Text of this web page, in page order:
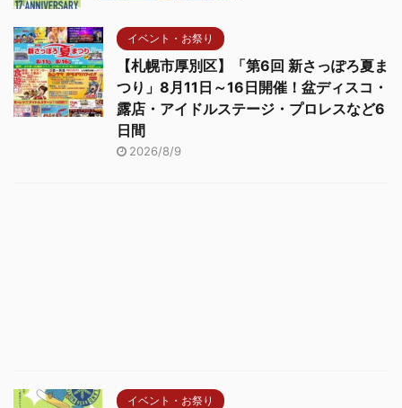
イベント・お祭り
【札幌市厚別区】「第6回 新さっぽろ夏ま
つり」8月11日～16日開催！盆ディスコ・
露店・アイドルステージ・プロレスなど6
日間
2026/8/9
イベント・お祭り